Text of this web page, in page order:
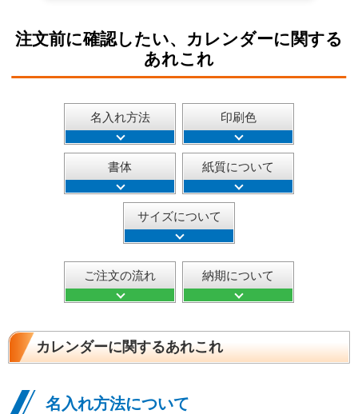
注文前に確認したい、カレンダーに関する
あれこれ
名入れ方法 印刷色
書体 紙質について
サイズについて
ご注文の流れ 納期について
カレンダーに関するあれこれ
名入れ方法について